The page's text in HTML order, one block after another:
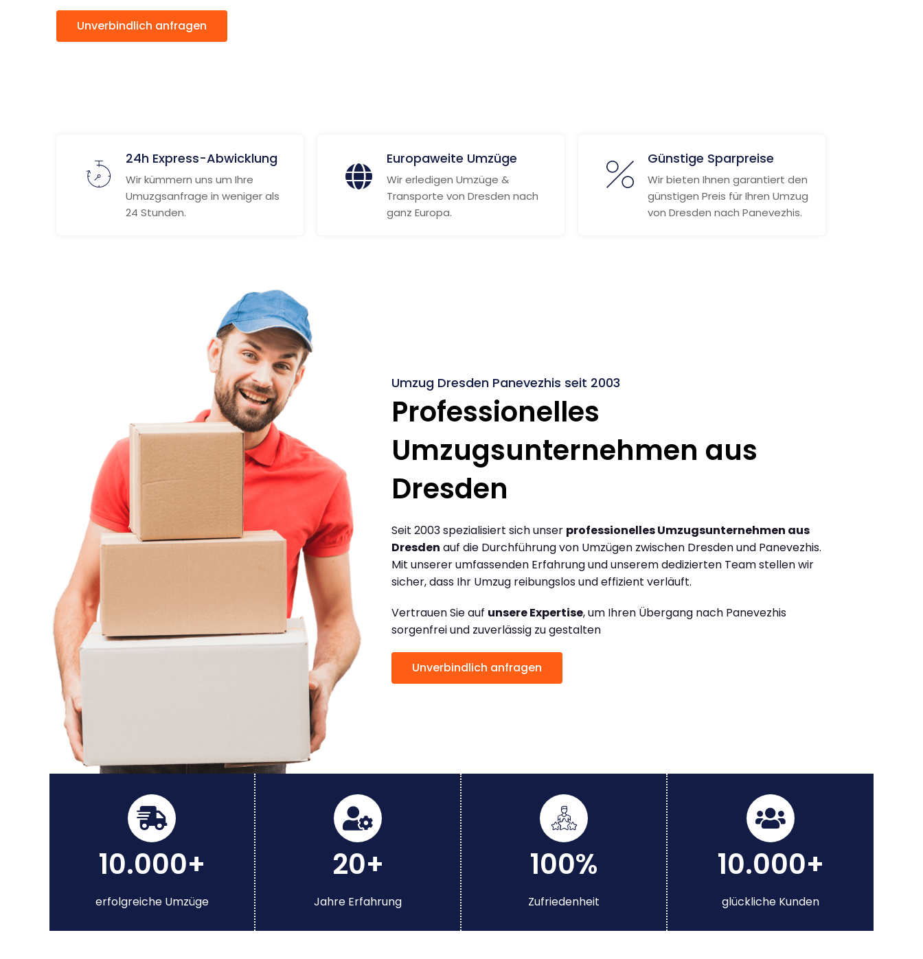
Unverbindlich anfragen
24h Express-Abwicklung
Wir kümmern uns um Ihre
Umuzgsanfrage in weniger als
24 Stunden.
Europaweite Umzüge
Wir erledigen Umzüge &
Transporte von Dresden nach
ganz Europa.
Günstige Sparpreise
Wir bieten Ihnen garantiert den
günstigen Preis für Ihren Umzug
von Dresden nach Panevezhis.
Umzug Dresden Panevezhis seit 2003
Professionelles
Umzugsunternehmen aus
Dresden
Seit 2003 spezialisiert sich unser professionelles Umzugsunternehmen aus
Dresden auf die Durchführung von Umzügen zwischen Dresden und Panevezhis.
Mit unserer umfassenden Erfahrung und unserem dedizierten Team stellen wir
sicher, dass Ihr Umzug reibungslos und effizient verläuft.
Vertrauen Sie auf unsere Expertise, um Ihren Übergang nach Panevezhis
sorgenfrei und zuverlässig zu gestalten
Unverbindlich anfragen
10.000+
erfolgreiche Umzüge
20+
Jahre Erfahrung
100%
Zufriedenheit
10.000+
glückliche Kunden